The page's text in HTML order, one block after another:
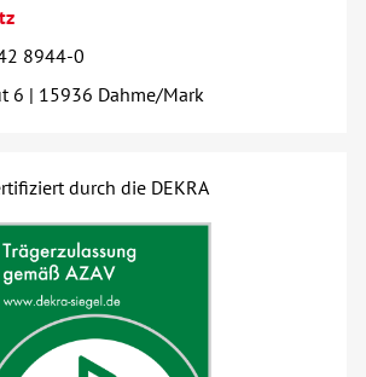
8944-0
6 | 15936 Dahme/Mark
durch die DEKRA